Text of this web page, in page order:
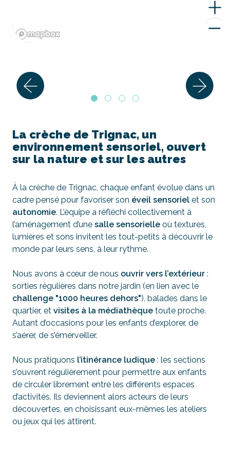
La crèche de Trignac, un
environnement sensoriel, ouvert
sur la nature et sur les autres
À la crèche de Trignac, chaque enfant évolue dans un
cadre pensé pour favoriser son éveil sensoriel et son
autonomie. L’équipe a réfléchi collectivement à
l’aménagement d’une salle sensorielle où textures,
lumières et sons invitent les tout-petits à découvrir le
monde par leurs sens, à leur rythme.
Nous avons à cœur de nous ouvrir vers l’extérieur :
sorties régulières dans notre jardin (en lien avec le
challenge "1000 heures dehors"), balades dans le
quartier, et visites à la médiathèque toute proche.
Autant d’occasions pour les enfants d’explorer, de
s’aérer, de s’émerveiller.
Nous pratiquons l’itinérance ludique : les sections
s’ouvrent régulièrement pour permettre aux enfants
de circuler librement entre les différents espaces
d’activités. Ils deviennent alors acteurs de leurs
découvertes, en choisissant eux-mêmes les ateliers
ou jeux qui les attirent.